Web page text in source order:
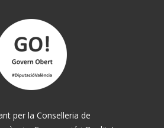
per la Conselleria de